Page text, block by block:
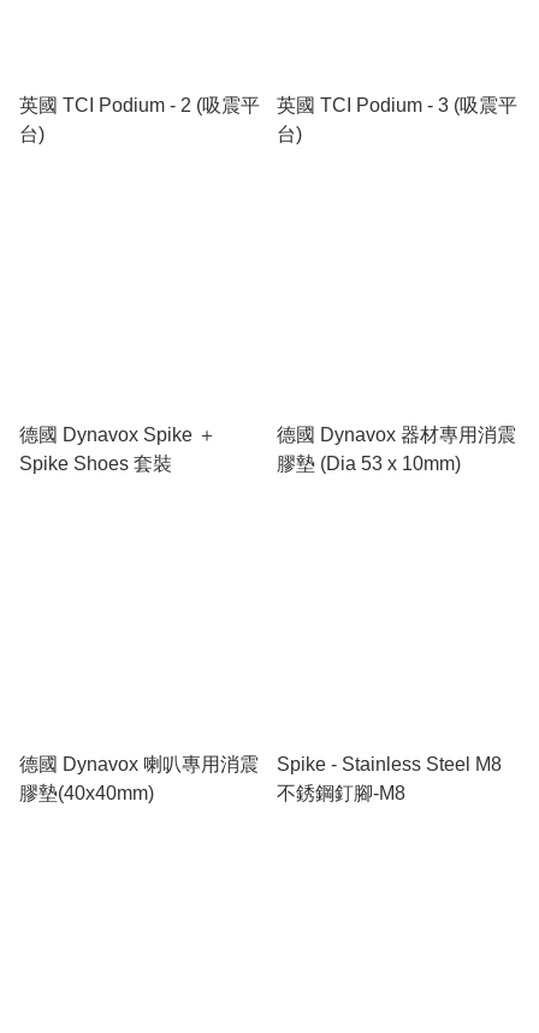
英國 TCI Podium - 2 (吸震平
台)
英國 TCI Podium - 3 (吸震平
台)
德國 Dynavox Spike ＋
Spike Shoes 套裝
德國 Dynavox 器材專用消震
膠墊 (Dia 53 x 10mm)
德國 Dynavox 喇叭專用消震
膠墊(40x40mm)
Spike - Stainless Steel M8
不銹鋼釘腳-M8